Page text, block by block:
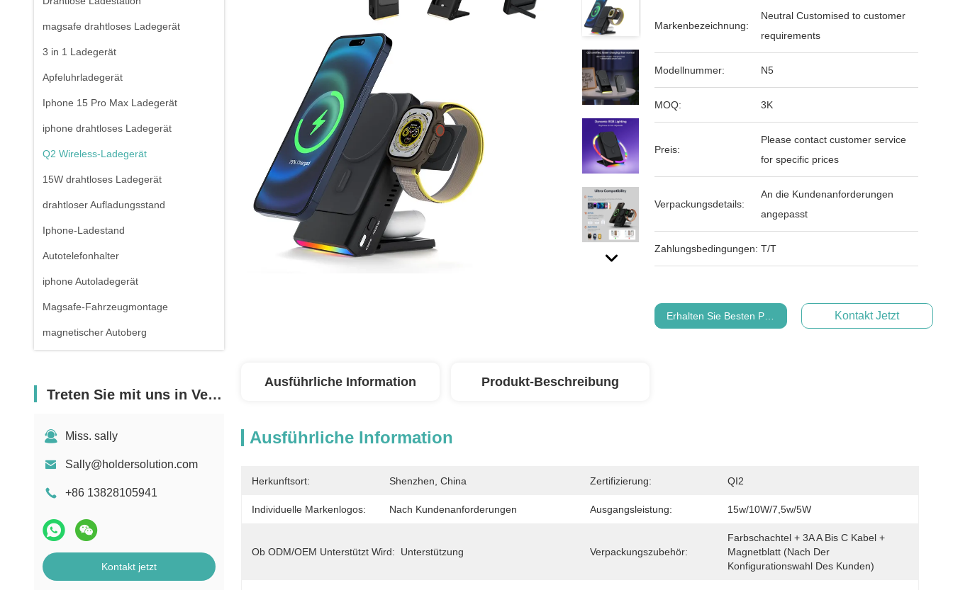
magsafe drahtloses Ladegerät
3 in 1 Ladegerät
Apfeluhrladegerät
Iphone 15 Pro Max Ladegerät
iphone drahtloses Ladegerät
Q2 Wireless-Ladegerät
15W drahtloses Ladegerät
drahtloser Aufladungsstand
Iphone-Ladestand
Autotelefonhalter
iphone Autoladegerät
Magsafe-Fahrzeugmontage
magnetischer Autoberg
Treten Sie mit uns in Verbindung
Miss. sally
Sally@holdersolution.com
+86 13828105941
Kontakt jetzt
Markenbezeichnung:
Neutral Customised to customer
requirements
Modellnummer: N5
MOQ: 3K
Preis:
Please contact customer service
for specific prices
Verpackungsdetails:
An die Kundenanforderungen
angepasst
Zahlungsbedingungen: T/T
Erhalten Sie Besten Preis Kontakt Jetzt
Ausführliche Information Produkt-Beschreibung
Ausführliche Information
Herkunftsort: Shenzhen, China Zertifizierung: QI2
Individuelle Markenlogos: Nach Kundenanforderungen Ausgangsleistung: 15w/10W/7,5w/5W
Ob ODM/OEM Unterstützt Wird: Unterstützung Verpackungszubehör:
Farbschachtel + 3A A Bis C Kabel +
Magnetblatt (nach Der
Konfigurationswahl Des Kunden)